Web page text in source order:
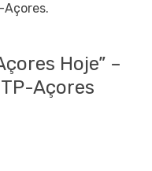
Açores.
Hoje” –
Açores